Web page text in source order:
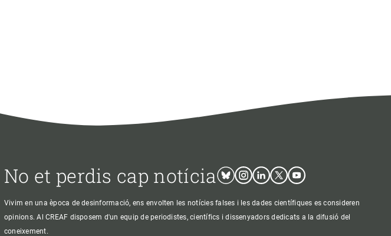
No et perdis cap notícia BlueskyInstagram
LinkedinTwitterYoutube
Vivim en una època de desinformació, ens envolten les notícies falses i les dades científiques es consideren
opinions. Al CREAF disposem d'un equip de periodistes, científics i dissenyadors dedicats a la difusió del
coneixement.